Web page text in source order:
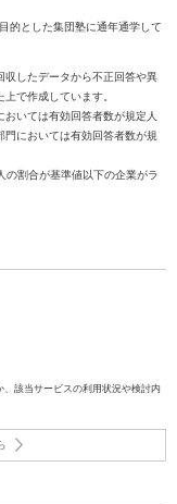
的とした集団塾に通年通学して
したデータから不正回答や異
で作成しています。
いては有効回答者数が規定人
門においては有効回答者数が規
割合が基準値以下の企業がラ
該当サービスの利用状況や検討内